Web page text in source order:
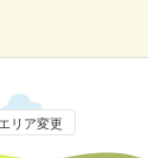
エリア変更